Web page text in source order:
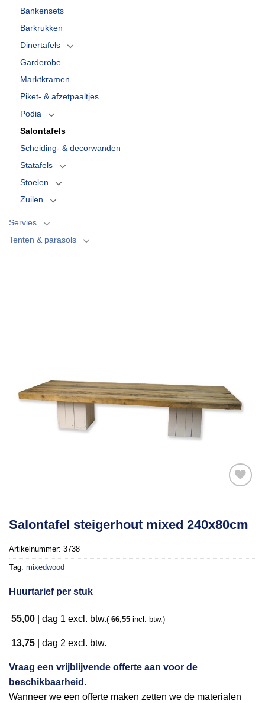
Bankensets
Barkrukken
Dinertafels
Garderobe
Marktkramen
Piket- & afzetpaaltjes
Podia
Salontafels
Scheiding- & decorwanden
Statafels
Stoelen
Zuilen
Servies
Tenten & parasols
Toevoegen
aan
verlanglijst
Salontafel steigerhout mixed 240x80cm
Artikelnummer: 3738
Tag: mixedwood
Huurtarief per stuk
55,00 dag 1 excl. btw.( 66,55 incl. btw.)
13,75 dag 2 excl. btw.
Vraag een vrijblijvende offerte aan voor de
beschikbaarheid.
Wanneer we een offerte maken zetten we de materialen